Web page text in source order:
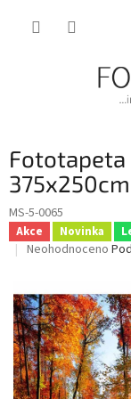
Fototapeta
MS-5-0065
Akce Novinka
Průměrné
je
0,0
z
5
hvězdiček.
Neohodnoceno